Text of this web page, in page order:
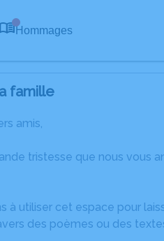
Hommages
famille
amis,
tristesse que nous vous
à utiliser cet espace pour
des poèmes ou des